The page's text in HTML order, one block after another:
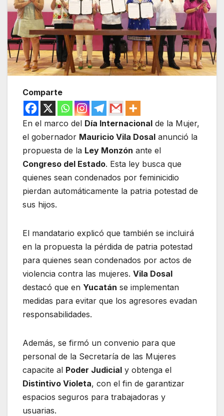
Comparte
En el marco del Día Internacional de la Mujer,
el gobernador Mauricio Vila Dosal anunció la
propuesta de la Ley Monzón ante el
Congreso del Estado. Esta ley busca que
quienes sean condenados por feminicidio
pierdan automáticamente la patria potestad de
sus hijos.
El mandatario explicó que también se incluirá
en la propuesta la pérdida de patria potestad
para quienes sean condenados por actos de
violencia contra las mujeres. Vila Dosal
destacó que en Yucatán se implementan
medidas para evitar que los agresores evadan
responsabilidades.
Además, se firmó un convenio para que
personal de la Secretaría de las Mujeres
capacite al Poder Judicial y obtenga el
Distintivo Violeta, con el fin de garantizar
espacios seguros para trabajadoras y
usuarias.